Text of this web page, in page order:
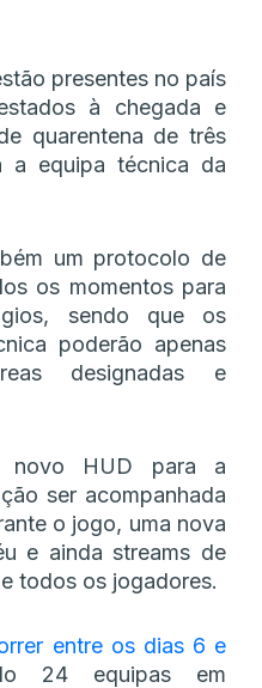
presentes no país
à chegada e
quarentena de três
a equipa técnica da
um protocolo de
os momentos para
sendo que os
poderão apenas
designadas e
novo HUD para a
ser acompanhada
o jogo, uma nova
e ainda streams de
todos os jogadores.
entre os dias 6 e
24 equipas em